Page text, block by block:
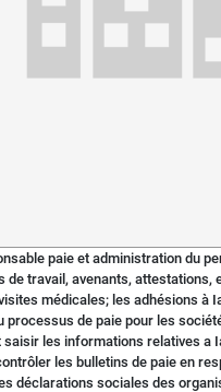
paie et administration du
de travail, avenants, attestations,
médicales; les adhésions à
processus de paie pour les
saisir les informations relatives a
les bulletins de paie en
déclarations sociales des